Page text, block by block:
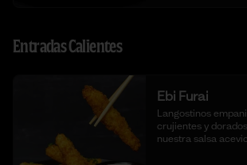
Entradas Calientes
Ebi Furai
Langostinos
crujientes y
nuestra salsa